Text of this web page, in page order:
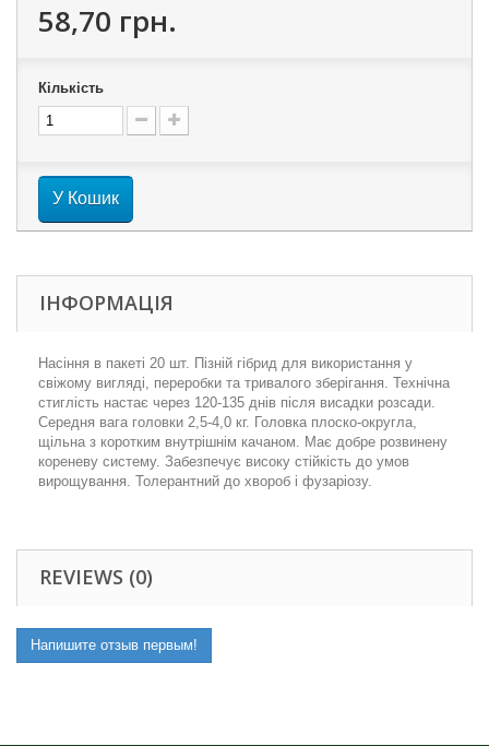
58,70 грн.
Кількість
У Кошик
ІНФОРМАЦІЯ
Насіння в пакеті 20 шт. Пізній гібрид для використання у
свіжому вигляді, переробки та тривалого зберігання. Технічна
стиглість настає через 120-135 днів після висадки розсади.
Середня вага головки 2,5-4,0 кг. Головка плоско-округла,
щільна з коротким внутрішнім качаном. Має добре розвинену
кореневу систему. Забезпечує високу стійкість до умов
вирощування. Толерантний до хвороб і фузаріозу.
REVIEWS (0)
Напишите отзыв первым!